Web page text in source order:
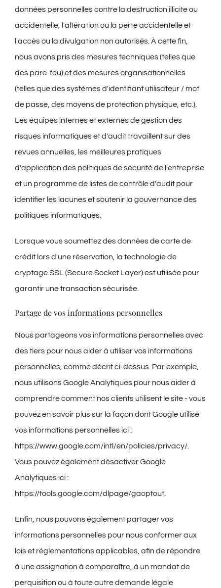
données personnelles contre la destruction illicite ou
accidentelle, l'altération ou la perte accidentelle et
l'accès ou la divulgation non autorisés. À cette fin,
nous avons pris des mesures techniques (telles que
des pare-feu) et des mesures organisationnelles
(telles que des systèmes d'identifiant utilisateur / mot
de passe, des moyens de protection physique, etc.).
Les équipes internes et externes de gestion des
risques informatiques et d'audit travaillent sur des
revues annuelles, les meilleures pratiques
d'application des politiques de sécurité de l'entreprise
et un programme de listes de contrôle d'audit pour
identifier les lacunes et soutenir la gouvernance des
politiques informatiques.
Lorsque vous soumettez des données de carte de
crédit lors d'une réservation, la technologie de
cryptage SSL (Secure Socket Layer) est utilisée pour
garantir une transaction sécurisée.
Partage de vos informations personnelles
Nous partageons vos informations personnelles avec
des tiers pour nous aider à utiliser vos informations
personnelles, comme décrit ci-dessus. Par exemple,
nous utilisons Google Analytiques pour nous aider à
comprendre comment nos clients utilisent le site - vous
pouvez en savoir plus sur la façon dont Google utilise
vos informations personnelles ici :
https://www.google.com/intl/en/policies/privacy/.
Vous pouvez également désactiver Google
Analytiques ici :
https://tools.google.com/dlpage/gaoptout.
Enfin, nous pouvons également partager vos
informations personnelles pour nous conformer aux
lois et réglementations applicables, afin de répondre
à une assignation à comparaître, à un mandat de
perquisition ou à toute autre demande légale